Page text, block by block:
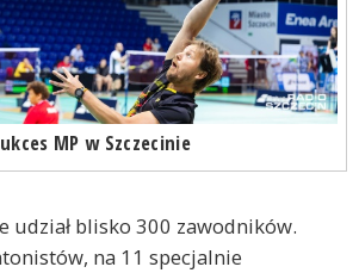
MP w Szczecinie
udział blisko 300 zawodników.
na 11 specjalnie